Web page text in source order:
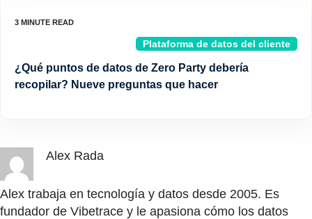
Plataforma de datos del cliente
¿Qué puntos de datos de Zero Party debería
recopilar? Nueve preguntas que hacer
Alex Rada
Alex trabaja en tecnología y datos desde 2005. Es
fundador de Vibetrace y le apasiona cómo los datos